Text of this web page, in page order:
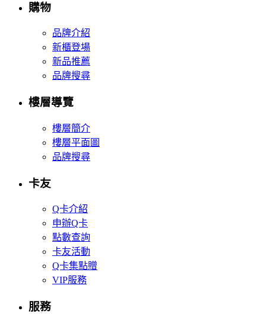
購物
品牌介紹
新櫃登場
新品推薦
品牌搜尋
樓層導覽
樓層簡介
樓層平面圖
品牌搜尋
卡友
Q卡介紹
申辦Q卡
點數查詢
卡友活動
Q卡集點贈
VIP服務
服務